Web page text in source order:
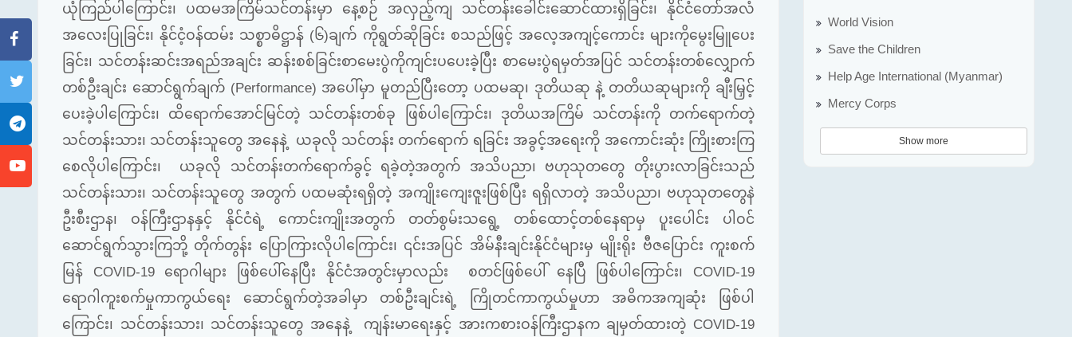
ယုံကြည်ပါကြောင်း၊ ပထမအကြိမ်သင်တန်းမှာ
နေ့စဉ် အလှည့်ကျ သင်တန်းခေါင်းဆောင်ထားရှိခြင်း၊
နိုင်ငံတော်အလံ
အလေးပြုခြင်း၊ နိုင်ငံ့ဝန်ထမ်း သစ္စာဓိဋ္ဌာန် (၆)ချက် ကိုရွတ်ဆိုခြင်း စသည်ဖြင့် အလေ့အကျင့်ကောင်း များကိုမွေးမြူပေး
ခြင်း၊ သင်တန်းဆင်းအရည်အချင်း ဆန်းစစ်ခြင်းစာမေးပွဲကိုကျင်းပပေးခဲ့ပြီး စာမေးပွဲရမှတ်အပြင် သင်တန်းတစ်လျှောက်
တစ်ဦးချင်း ဆောင်ရွက်ချက်(Performance) အပေါ်မှာ မူတည်ပြီးတော့ ပထမဆု၊ ဒုတိယဆု နဲ့ တတိယဆုများကို ချီးမြှင့်
ပေးခဲ့ပါကြောင်း၊ ထိရောက်အောင်မြင်တဲ့ သင်တန်းတစ်ခု ဖြစ်ပါကြောင်း၊ ဒုတိယအကြိမ် သင်တန်းကို
တက်ရောက်တဲ့
သင်တန်းသား၊ သင်တန်းသူတွေ အနေနဲ့ ယခုလို သင်တန်း တက်ရောက် ရခြင်း အခွင့်အရေးကို အကောင်းဆုံး ကြိုးစားကြ
စေလိုပါကြောင်း၊
ယခုလို သင်တန်းတက်ရောက်ခွင့် ရခဲ့တဲ့အတွက် အသိပညာ၊ ဗဟုသုတတွေ
တိုးပွားလာခြင်းသည်
သင်တန်းသား၊ သင်တန်းသူတွေ အတွက် ပထမဆုံးရရှိတဲ့ အကျိုးကျေးဇူးဖြစ်ပြီး ရရှိလာတဲ့ အသိပညာ၊ ဗဟုသုတတွေနဲ
ဦးစီးဌာန၊
ဝန်ကြီးဌာနနှင့် နိုင်ငံရဲ့ ကောင်းကျိုးအတွက် တတ်စွမ်းသရွေ့ တစ်ထောင့်တစ်နေရာမှ ပူးပေါင်း
ပါဝင်
ဆောင်ရွက်သွားကြဘို့ တိုက်တွန်း ပြောကြားလိုပါကြောင်း၊ ၎င်းအပြင် အိမ်နီးချင်းနိုင်ငံများမှ မျိုးရိုး ဗီဇပြောင်း ကူးစက်
မြန် COVID-19 ရောဂါများ ဖြစ်ပေါ်နေပြီး နိုင်ငံအတွင်းမှာလည်း စတင်ဖြစ်ပေါ် နေပြီ ဖြစ်ပါကြောင်း၊
COVID-19
ရောဂါကူးစက်မှုကာကွယ်ရေး
ဆောင်ရွက်တဲ့အခါမှာ တစ်ဦးချင်းရဲ့ ကြိုတင်ကာကွယ်မှုဟာ အဓိကအကျဆုံး
ဖြစ်ပါ
ကြောင်း၊ သင်တန်းသား၊ သင်တန်းသူတွေ အနေနဲ့ ကျန်းမာရေးနှင့် အားကစားဝန်ကြီးဌာနက ချမှတ်ထားတဲ့ COVID-19
World Vision
Save the Children
Help Age International (Myanmar)
Mercy Corps
Show more